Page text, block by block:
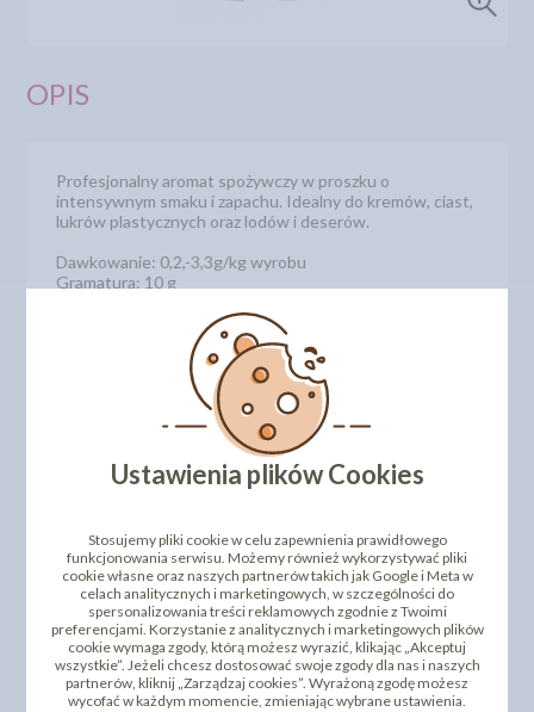
OPIS
Profesjonalny aromat spożywczy w proszku o
intensywnym smaku i zapachu. Idealny do kremów, ciast,
lukrów plastycznych oraz lodów i deserów.
Dawkowanie: 0,2,-3,3g/kg wyrobu
Gramatura: 10 g
DODAJ SWOJĄ OPINIĘ
PRODUKTY PODOBNE
INNI KLIENCI KUPILI TEŻ
Ustawienia plików Cookies
Stosujemy pliki cookie w celu zapewnienia prawidłowego
funkcjonowania serwisu. Możemy również wykorzystywać pliki
cookie własne oraz naszych partnerów takich jak Google i Meta w
celach analitycznych i marketingowych, w szczególności do
spersonalizowania treści reklamowych zgodnie z Twoimi
preferencjami. Korzystanie z analitycznych i marketingowych plików
cookie wymaga zgody, którą możesz wyrazić, klikając „Akceptuj
wszystkie”. Jeżeli chcesz dostosować swoje zgody dla nas i naszych
partnerów, kliknij „Zarządzaj cookies”. Wyrażoną zgodę możesz
wycofać w każdym momencie, zmieniając wybrane ustawienia.